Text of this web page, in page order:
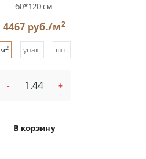
60*120 см
4467 руб./м2
м2 упак. шт.
- +
В корзину